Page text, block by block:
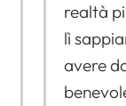
realtà
lì
avere